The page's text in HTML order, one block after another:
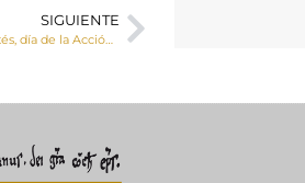
SIGUIENTE